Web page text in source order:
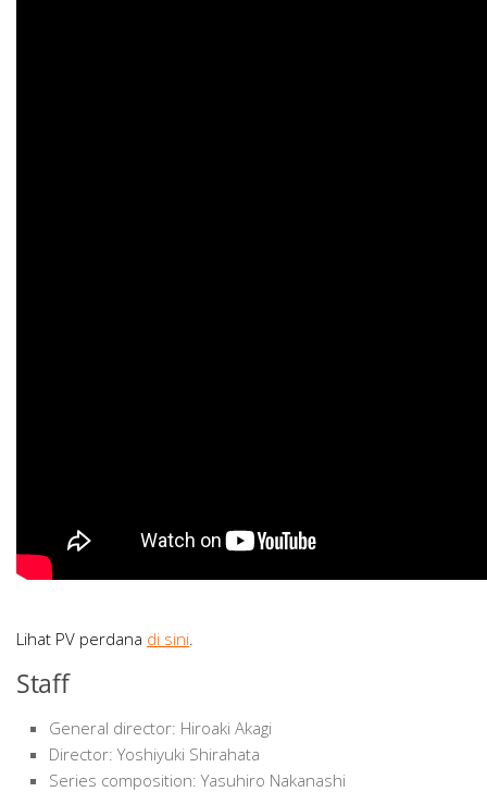
Lihat PV perdana di sini
Staff
General director: Hiroaki Akagi
Director: Yoshiyuki Shirahata
Series composition: Yasuhiro Nakanashi